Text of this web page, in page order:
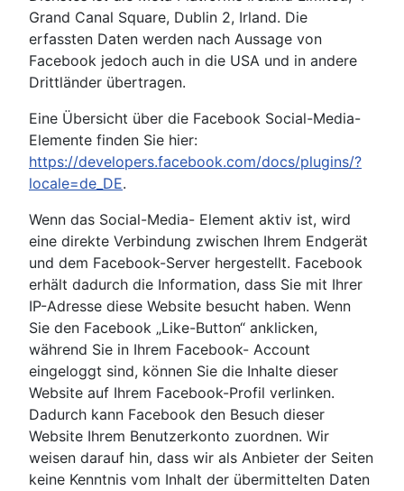
Grand Canal Square, Dublin 2, Irland. Die
erfassten Daten werden nach Aussage von
Facebook jedoch auch in die USA und in andere
Drittländer übertragen.
Eine Übersicht über die Facebook Social-Media-
Elemente finden Sie hier:
https://developers.facebook.com/docs/plugins/?
locale=de_DE.
Wenn das Social-Media- Element aktiv ist, wird
eine direkte Verbindung zwischen Ihrem Endgerät
und dem Facebook-Server hergestellt. Facebook
erhält dadurch die Information, dass Sie mit Ihrer
IP-Adresse diese Website besucht haben. Wenn
Sie den Facebook „Like-Button“ anklicken,
während Sie in Ihrem Facebook- Account
eingeloggt sind, können Sie die Inhalte dieser
Website auf Ihrem Facebook-Profil verlinken.
Dadurch kann Facebook den Besuch dieser
Website Ihrem Benutzerkonto zuordnen. Wir
weisen darauf hin, dass wir als Anbieter der Seiten
keine Kenntnis vom Inhalt der übermittelten Daten